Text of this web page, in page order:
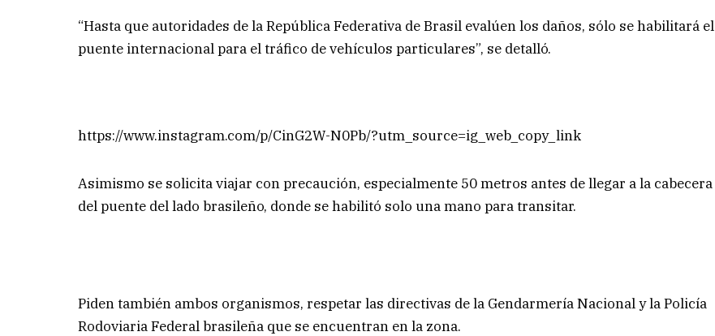
“Hasta que autoridades de la República Federativa de Brasil evalúen los daños, sólo se habilitará el
puente internacional para el tráfico de vehículos particulares”, se detalló.
https://www.instagram.com/p/CinG2W-N0Pb/?utm_source=ig_web_copy_link
Asimismo se solicita viajar con precaución, especialmente 50 metros antes de llegar a la cabecera
del puente del lado brasileño, donde se habilitó solo una mano para transitar.
Piden también ambos organismos, respetar las directivas de la Gendarmería Nacional y la Policía
Rodoviaria Federal brasileña que se encuentran en la zona.